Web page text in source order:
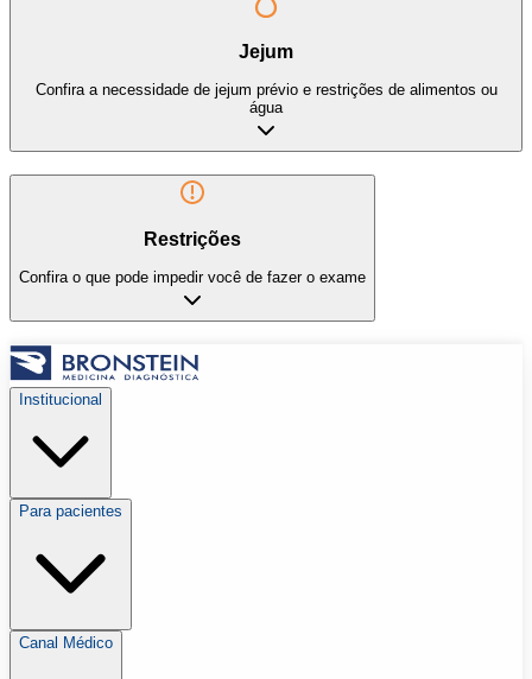
Jejum
Confira a necessidade de jejum prévio e restrições de alimentos ou
água
Restrições
Confira o que pode impedir você de fazer o exame
Institucional
Para pacientes
Canal Médico